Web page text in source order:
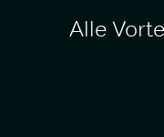
Alle